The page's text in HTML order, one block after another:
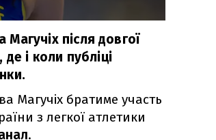
після довгої
і коли публіці
Магучіх братиме участь
з легкої атлетики
.